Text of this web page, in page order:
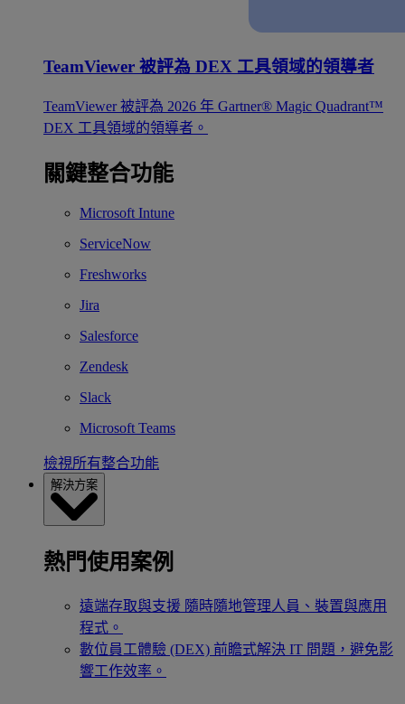
TeamViewer 被評為 DEX 工具領域的領導者
TeamViewer 被評為 2026 年 Gartner® Magic Quadrant™
DEX 工具領域的領導者。
關鍵整合功能
Microsoft Intune
ServiceNow
Freshworks
Jira
Salesforce
Zendesk
Slack
Microsoft Teams
檢視所有整合功能
解決方案
熱門使用案例
遠端存取與支援 隨時隨地管理人員、裝置與應用
程式。
數位員工體驗 (DEX) 前瞻式解決 IT 問題，避免影
響工作效率。